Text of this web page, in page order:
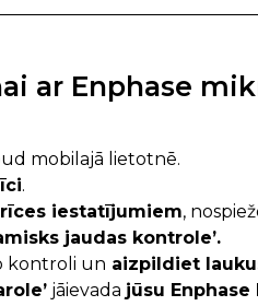
ar Enphase
mobilajā lietotnē.
.
iestatījumiem,
jaudas kontrole’.
kontroli un aizpildiet
jāievada jūsu